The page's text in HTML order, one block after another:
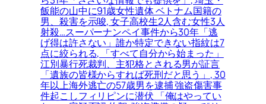
飯能の山中に91歳女性遺体 ベトナム国籍の
男、殺害を示唆, 女子高校生2人含む女性3人
射殺…スーパーナンペイ事件から30年「逃
げ得は許さない」誰か特定できない指紋は7
点に絞られる, 「すべて自分から始まった」
江別暴行死裁判、主犯格とされる男が証言
「遺族の皆様からすれば死刑だと思う」, 30
年以上海外逃亡の57歳男を逮捕 強盗傷害事
件起こしフィリピンに潜伏 「俺はやってい